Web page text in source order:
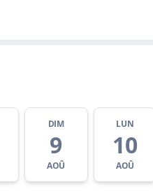
DIM
9
AOÛ
LUN
10
AOÛ